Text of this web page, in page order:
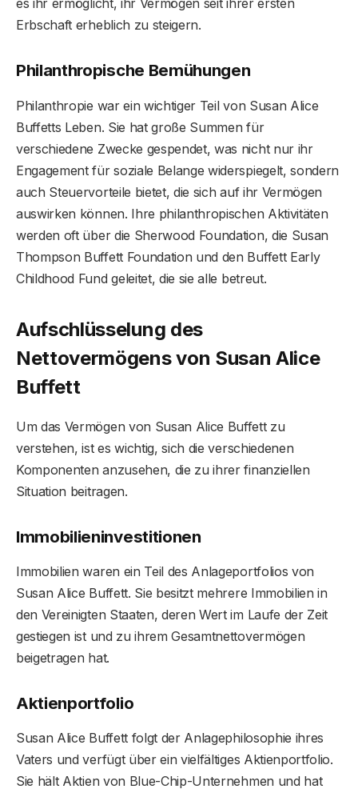
es ihr ermöglicht, ihr Vermögen seit ihrer ersten
Erbschaft erheblich zu steigern.
Philanthropische Bemühungen
Philanthropie war ein wichtiger Teil von Susan Alice
Buffetts Leben. Sie hat große Summen für
verschiedene Zwecke gespendet, was nicht nur ihr
Engagement für soziale Belange widerspiegelt, sondern
auch Steuervorteile bietet, die sich auf ihr Vermögen
auswirken können. Ihre philanthropischen Aktivitäten
werden oft über die Sherwood Foundation, die Susan
Thompson Buffett Foundation und den Buffett Early
Childhood Fund geleitet, die sie alle betreut.
Aufschlüsselung des
Nettovermögens von Susan Alice
Buffett
Um das Vermögen von Susan Alice Buffett zu
verstehen, ist es wichtig, sich die verschiedenen
Komponenten anzusehen, die zu ihrer finanziellen
Situation beitragen.
Immobilieninvestitionen
Immobilien waren ein Teil des Anlageportfolios von
Susan Alice Buffett. Sie besitzt mehrere Immobilien in
den Vereinigten Staaten, deren Wert im Laufe der Zeit
gestiegen ist und zu ihrem Gesamtnettovermögen
beigetragen hat.
Aktienportfolio
Susan Alice Buffett folgt der Anlagephilosophie ihres
Vaters und verfügt über ein vielfältiges Aktienportfolio.
Sie hält Aktien von Blue-Chip-Unternehmen und hat